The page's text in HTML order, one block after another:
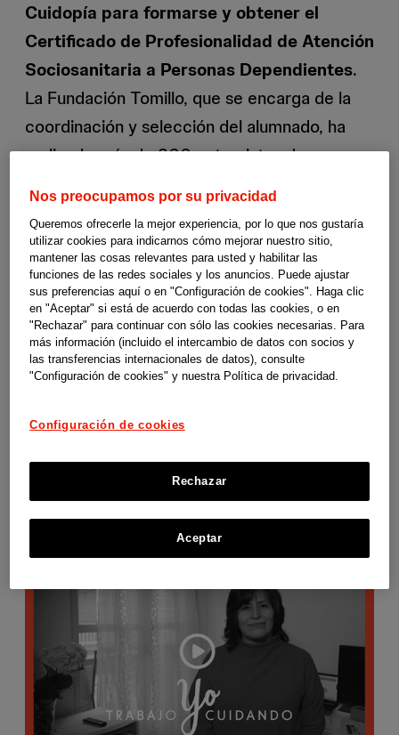
Cuidopía para formarse y obtener el
Certificado de Profesionalidad de Atención
Sociosanitaria a Personas Dependientes.
La Fundación Tomillo, que se encarga de la
coordinación y selección del alumnado, ha
realizado más de 200 entrevistas de
conseguido hacer del cuidado su profesión.
Superando los obstáculos que supuso la
aparición de la pandemia durante sus
estudios, lograron terminar su formación a
distancia en circunstancias muy difíciles y
siendo en algunos casos parte del personal
mayores durante el verano de 2020.
Nos preocupamos por su privacidad
Queremos ofrecerle la mejor experiencia, por lo que nos gustaría
utilizar cookies para indicarnos cómo mejorar nuestro sitio,
mantener las cosas relevantes para usted y habilitar las
funciones de las redes sociales y los anuncios. Puede ajustar
sus preferencias aquí o en "Configuración de cookies". Haga clic
en "Aceptar" si está de acuerdo con todas las cookies, o en
"Rechazar" para continuar con sólo las cookies necesarias. Para
más información (incluido el intercambio de datos con socios y
las transferencias internacionales de datos), consulte
"Configuración de cookies" y nuestra Política de privacidad.
Configuración de cookies
Rechazar
Aceptar